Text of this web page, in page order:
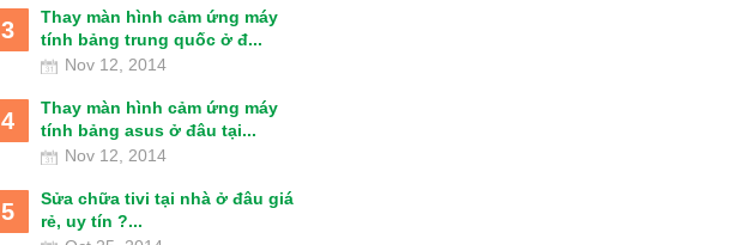
3
Thay màn hình cảm ứng máy
tính bảng trung quốc ở đ...
Nov 12, 2014
4
Thay màn hình cảm ứng máy
tính bảng asus ở đâu tại...
Nov 12, 2014
5
Sửa chữa tivi tại nhà ở đâu giá
rẻ, uy tín ?...